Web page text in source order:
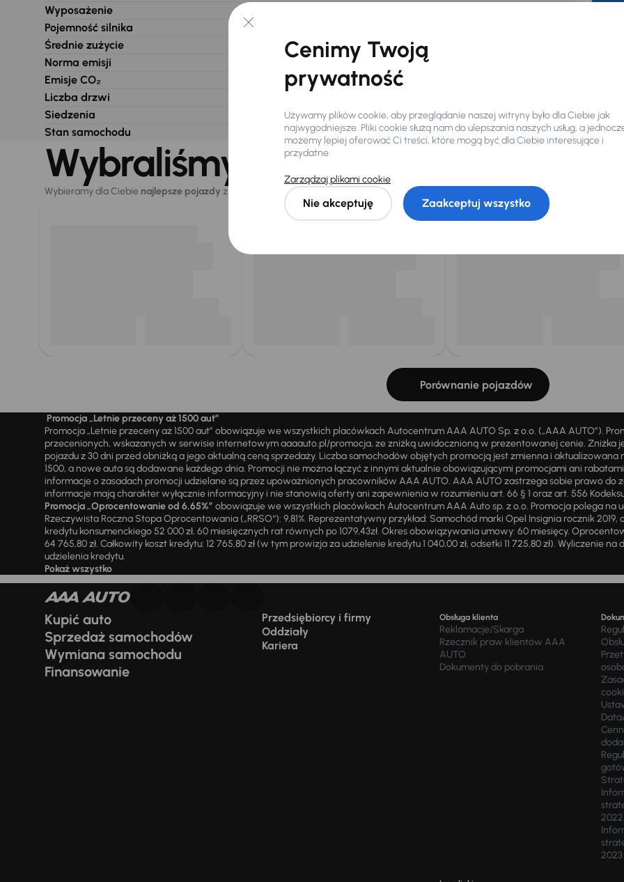
Wyposażenie
Pojemność silnika
Średnie zużycie
Norma emisji
Emisje CO₂
Liczba drzwi
Siedzenia
Stan samochodu
874/15,
Wybraliśmy dla Ciebie
Wybieramy dla Ciebie najlepsze pojazdy z naszej oferty. Kupimy dla Ciebiedo 400 pojazdów
Porównanie pojazdów
Promocja „Letnie przeceny aż 1500 aut”
Promocja „Letnie przeceny aż 1500 aut” obowiązuje we wszystkich placówkach Autocentrum AAA AUTO Sp. z o.o. („AAA AUTO”).
przecenionych, wskazanych w serwisie internetowym aaaauto.pl/promocja, ze zniżką uwidocznioną w prezentowanej cenie. Zniżka
pojazdu z 30 dni przed obniżką a jego aktualną ceną sprzedaży. Liczba samochodów objętych promocją jest zmienna i
1500, a nowe auta są dodawane każdego dnia. Promocji nie można łączyć z innymi aktualnie obowiązującymi promocjami ani
informacje o zasadach promocji udzielane są przez upoważnionych pracowników AAA AUTO. AAA AUTO zastrzega sobie prawo
informacje mają charakter wyłącznie informacyjny i nie stanowią oferty ani zapewnienia w rozumieniu art. 66 § 1 oraz art. 556
Promocja „Oprocentowanie od 6,65%” obowiązuje we wszystkich placówkach Autocentrum AAA Auto sp. z o.o. Promocja polega na
Rzeczywista Roczna Stopa Oprocentowania („RRSO“): 9,81%. Reprezentatywny przykład: Samochód marki Opel Insignia rocznik 2019,
kredytu konsumenckiego 52 000 zł, 60 miesięcznych rat równych po 1079,43zł. Okres obowiązywania umowy: 60 miesięcy.
64 765,80 zł. Całkowity koszt kredytu: 12 765,80 zł (w tym prowizja za udzielenie kredytu 1 040,00 zł, odsetki 11 725,80 zł). Wyliczenie
udzielenia kredytu.
Pokaż wszystko
Kupić auto
Sprzedaż samochodów
Wymiana samochodu
Finansowanie
Przedsiębiorcy i firmy
Oddziały
Kariera
Obsługa klienta
Reklamacje/Skarga
Rzecznik praw klientów AAA
AUTO
Dokumenty do pobrania
2022
2023
Cenimy Twoją
prywatność
Używamy plików cookie, aby przeglądanie naszej witryny było dla Ciebie jak
najwygodniejsze. Pliki cookie służą nam do ulepszania naszych usług, a
możemy lepiej oferować Ci treści, które mogą być dla Ciebie interesujące i
przydatne.
Zarządzaj plikami cookie
Nie akceptuję Zaakceptuj wszystko